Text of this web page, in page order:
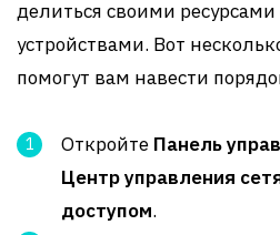
делиться своими
устройствами. Вот
помогут вам навести
Откройте Панель
Центр управления
доступом.